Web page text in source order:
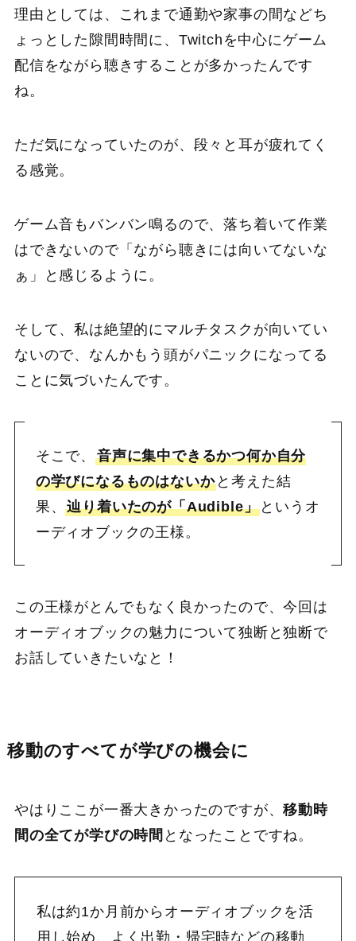
理由としては、これまで通勤や家事の間などち
ょっとした隙間時間に、Twitchを中心にゲーム
配信をながら聴きすることが多かったんです
ね。
ただ気になっていたのが、段々と耳が疲れてく
る感覚。
ゲーム音もバンバン鳴るので、落ち着いて作業
はできないので「ながら聴きには向いてないな
ぁ」と感じるように。
そして、私は絶望的にマルチタスクが向いてい
ないので、なんかもう頭がパニックになってる
ことに気づいたんです。
そこで、音声に集中できるかつ何か自分
の学びになるものはないか と考えた結
果、辿り着いたのが「Audible」 というオ
ーディオブックの王様。
この王様がとんでもなく良かったので、今回は
オーディオブックの魅力について独断と独断で
お話していきたいなと！
移動のすべてが学びの機会に
やはりここが一番大きかったのですが、移動時
間の全てが学びの時間 となったことですね。
私は約1か月前からオーディオブックを活
用し始め、よく出勤・帰宅時などの移動